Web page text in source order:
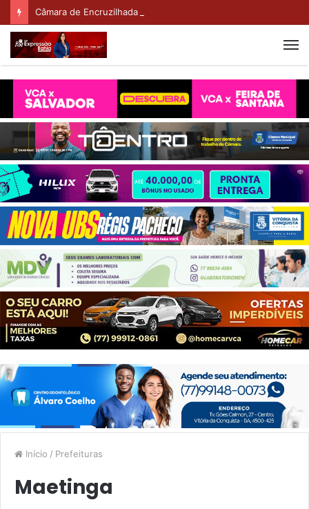
Início / Prefeituras
Maetinga